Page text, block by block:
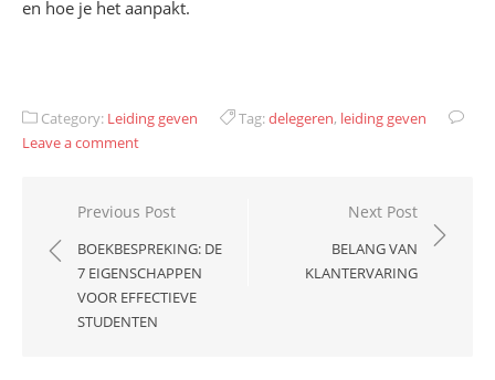
en hoe je het aanpakt.
Category: Leiding geven Tag:delegeren, leiding geven
Leave a comment
Bericht
navigatie
Previous Post
BOEKBESPREKING: DE
7 EIGENSCHAPPEN
VOOR EFFECTIEVE
STUDENTEN
Next Post
BELANG VAN
KLANTERVARING